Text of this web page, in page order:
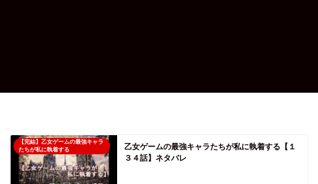
【完結】乙女ゲームの最強キャラ
たちが私に執着する
乙女ゲームの最強キャラたちが私に執着する【１
３４話】ネタバレ